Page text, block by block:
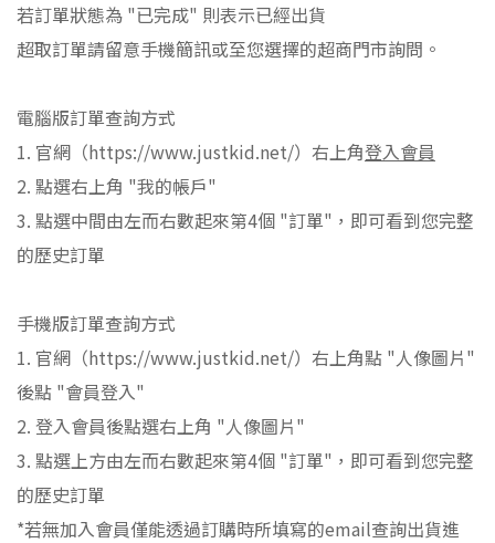
若訂單狀態為 "已完成" 則表示已經出貨
超取訂單請留意手機簡訊或至您選擇的超商門市詢問。
電腦版訂單查詢方式
1. 官網（https://www.justkid.net/）右上角登入會員
2. 點選右上角 "我的帳戶"
3. 點選中間由左而右數起來第4個 "訂單" ，即可看到您完整
的歷史訂單
手機版訂單查詢方式
1. 官網（https://www.justkid.net/）右上角點 "人像圖片"
後點 "會員登入"
2. 登入會員後點選右上角 "人像圖片"
3. 點選上方由左而右數起來第4個 "訂單" ，即可看到您完整
的歷史訂單
*若無加入會員僅能透過訂購時所填寫的email查詢出貨進